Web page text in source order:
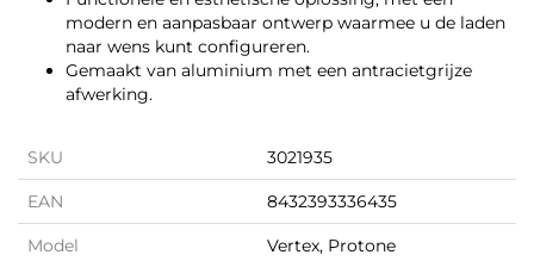
modern en aanpasbaar ontwerp waarmee u de laden
naar wens kunt configureren.
Gemaakt van aluminium met een antracietgrijze
afwerking.
SKU 3021935
EAN 8432393336435
Model Vertex, Protone